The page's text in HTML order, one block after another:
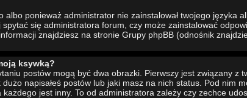
ponieważ administrator nie zainstalował twojego języka
się administratora forum, czy może zainstalować
znajdziesz na stronie Grupy phpBB (odnośnik
ksywką?
postów mogą być dwa obrazki. Pierwszy jest związany z
napisałeś postów lub jaki masz na nich status. Pod nim
każdego jest inny. To od administratora zależy czy zechce